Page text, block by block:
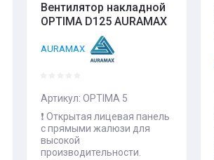
Вентилятор накладной
OPTIMA D125 AURAMAX
AURAMAX
Артикул: OPTIMA 5
❗️ Открытая лицевая панель
с прямыми жалюзи для
высокой
производительности.